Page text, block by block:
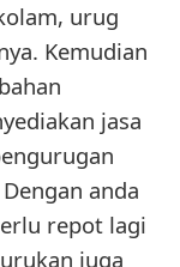
urug
Kemudian
jasa
anda
repot lagi
juga